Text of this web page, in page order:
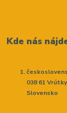
Kde nás
038 61 Vrútky
Slovensko